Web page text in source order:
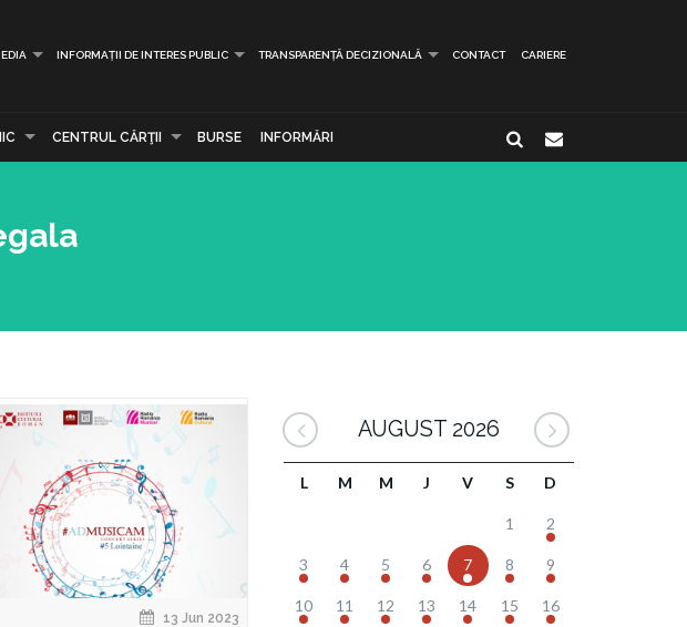
INFORMAȚII DE INTERES PUBLIC TRANSPARENȚĂ DECIZIONALĂ CONTACT CARIERE
CENTRUL CĂRŢII BURSE INFORMĂRI
13 Jun 2023
AUGUST 2026
L M M J V S D
1 2
3 4 5 6 7 8 9
10 11 12 13 14 15 16